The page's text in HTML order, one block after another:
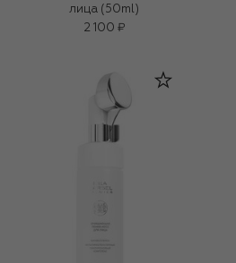
лица (50ml)
2 100 ₽